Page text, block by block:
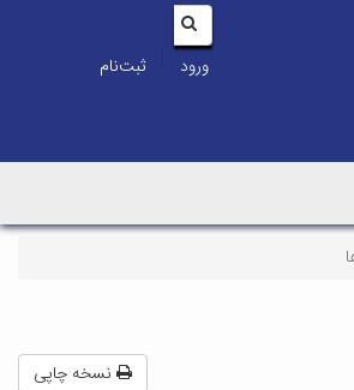
ورود | ثبت‌نام
نسخه چاپی